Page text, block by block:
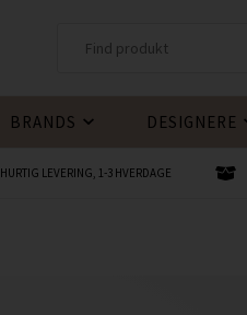
BRANDS DESIGNERE
HURTIG LEVERING, 1-3 HVERDAGE